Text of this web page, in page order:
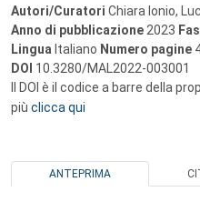
Autori/Curatori Chiara Ionio,
Anno di pubblicazione 2023
Lingua Italiano Numero pagine
DOI 10.3280/MAL2022-003001
Il DOI è il codice a barre della
più clicca qui
ANTEPRIMA